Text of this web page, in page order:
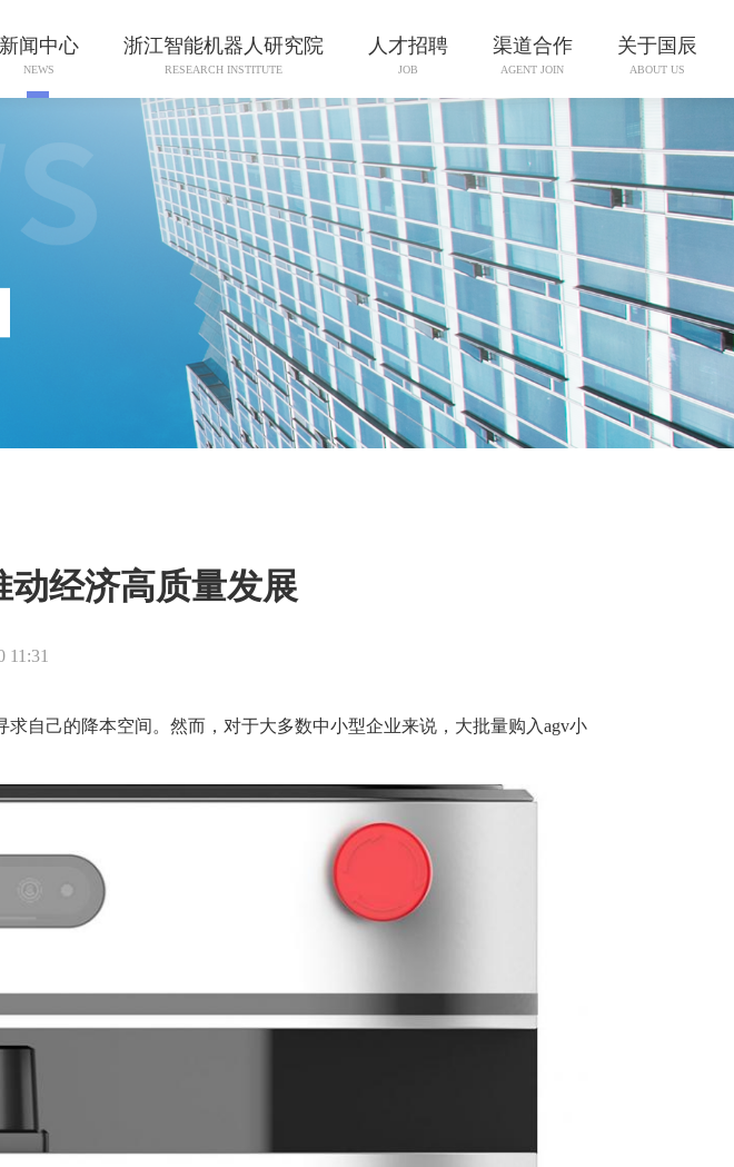
新闻中心
NEWS
浙江智能机器人研究院
RESEARCH INSTITUTE
人才招聘
JOB
渠道合作
AGENT JOIN
关于国辰
ABOUT US
动经济高质量发展
11:31
自己的降本空间。然而，对于大多数中小型企业来说，大批量购入agv小